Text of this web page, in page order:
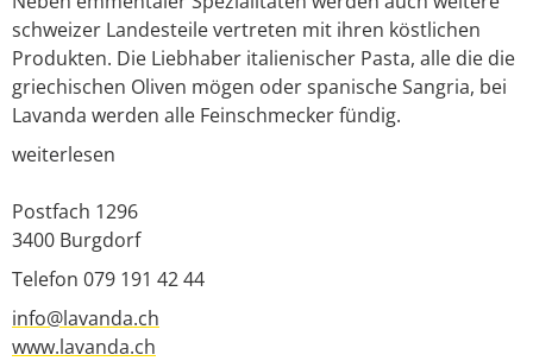
schweizer Landesteile vertreten mit ihren köstlichen
Produkten. Die Liebhaber italienischer Pasta, alle die die
griechischen Oliven mögen oder spanische Sangria, bei
Lavanda werden alle Feinschmecker fündig.
weiterlesen
Postfach 1296
3400 Burgdorf
Telefon 079 191 42 44
info@lavanda.ch
www.lavanda.ch